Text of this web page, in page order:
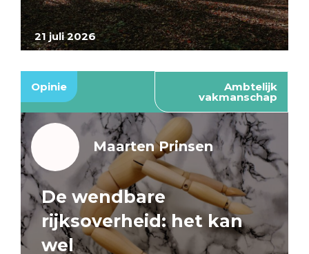
21 juli 2026
Opinie Ambtelijk
vakmanschap
Maarten Prinsen
De wendbare
rijksoverheid: het kan
wel